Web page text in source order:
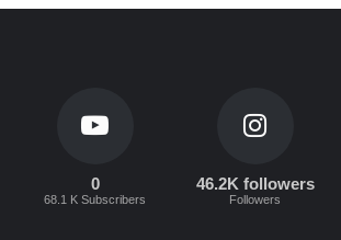
0
68.1 K Subscribers
46.2K followers
Followers